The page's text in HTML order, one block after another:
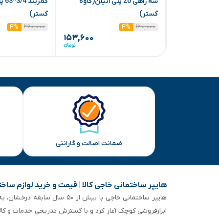
گستر)
۱۶۰,۰۰۰
۴%
۱۵۳,۶۰۰
گستر)
۲۶۰,۰۰۰
۴%
ضمانت اصالت و گارانتی
هایپر ساختمانی خاجی‌ کالا | قیمت و خرید لوازم
هایپر ساختمانی خاجی‌ با
ابزارفروشی کوچک آغاز کرد و با گسترش تدریجی خدمات و